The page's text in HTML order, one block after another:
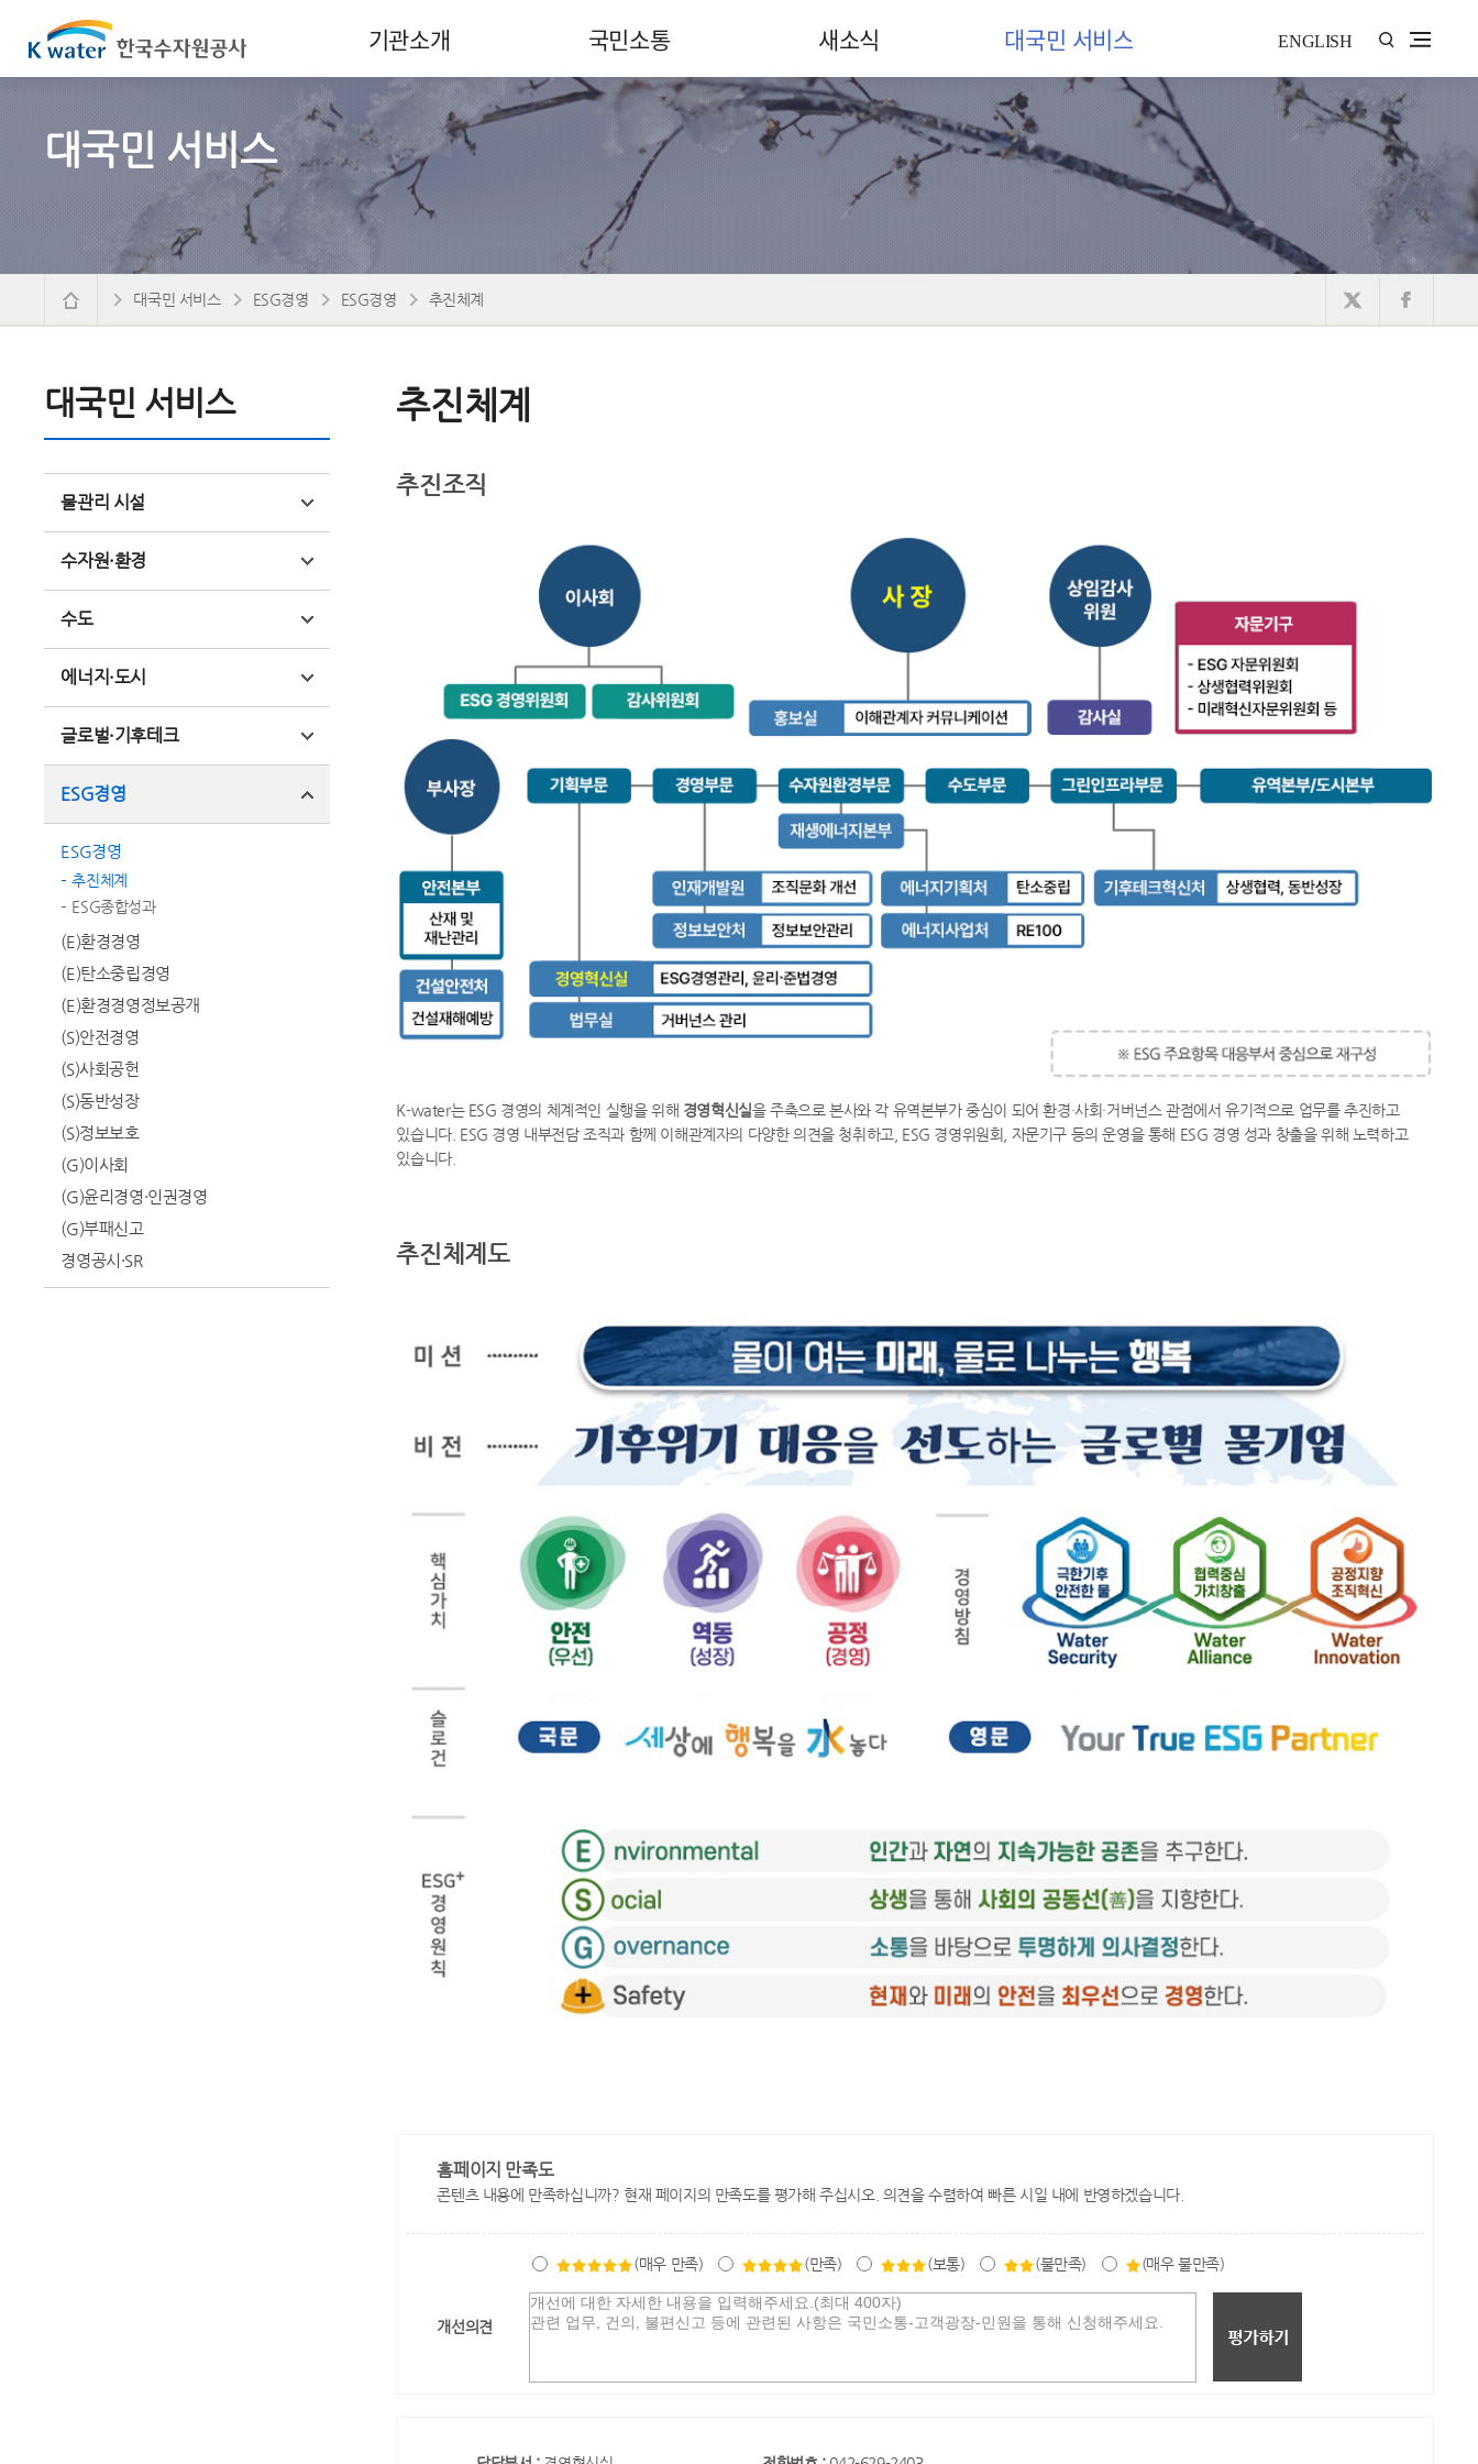
기관소개 국민소통 새소식 대국민 서비스 ENGLISH
대국민 서비스
대국민 서비스
물관리 시설
수자원·환경
수도
에너지·도시
글로벌·기후테크
ESG경영
ESG경영
추진체계
ESG종합성과
(E)환경경영
(E)탄소중립경영
(E)환경경영정보공개
(S)안전경영
(S)사회공헌
(S)동반성장
(S)정보보호
(G)이사회
(G)윤리경영·인권경영
(G)부패신고
경영공시·SR
대국민 서비스 ESG경영 ESG경영 추진체계
추진체계
추진조직
K-water는 ESG 경영의 체계적인 실행을 위해 경영혁신실을 주축으로 본사와 각 유역본부가 중심이 되어 환경·사회·거버넌스 관점에서 유기적으로 업무를 추진하고
있습니다. ESG 경영 내부전담 조직과 함께 이해관계자의 다양한 의견을 청취하고, ESG 경영위원회, 자문기구 등의 운영을 통해 ESG 경영 성과 창출을 위해 노력하고
있습니다.
추진체계도
홈페이지 만족도
콘텐츠 내용에 만족하십니까? 현재 페이지의 만족도를 평가해 주십시오. 의견을 수렴하여 빠른 시일 내에 반영하겠습니다.
(매우 만족) (만족) (보통) (불만족) (매우 불만족)
개선의견